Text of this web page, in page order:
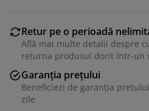
Retur pe o perioadă
Află mai multe detalii despre
returna produsul dorit într-un
Garanția prețului
Beneficiezi de garanția
zile